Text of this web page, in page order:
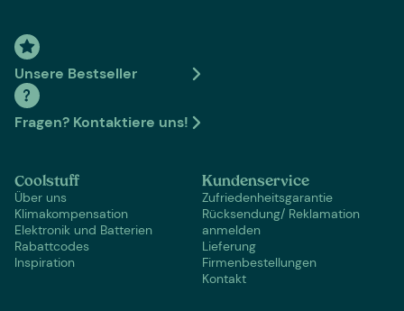
Unsere Bestseller
Fragen? Kontaktiere uns!
Coolstuff
Über uns
Klimakompensation
Elektronik und Batterien
Rabattcodes
Inspiration
Kundenservice
Zufriedenheitsgarantie
Rücksendung/ Reklamation
anmelden
Lieferung
Firmenbestellungen
Kontakt